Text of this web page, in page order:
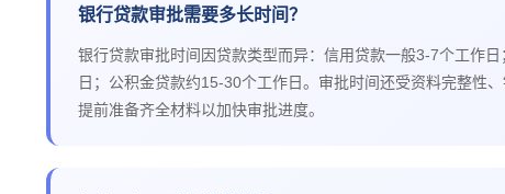
银行贷款审批需要多长时间？
银行贷款审批时间因贷款类型而异：信用贷款一般3-7个工作
日；公积金贷款约15-30个工作日。审批时间还受资料完整性
提前准备齐全材料以加快审批进度。